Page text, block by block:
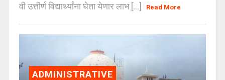
वी उत्तीर्ण विद्यार्थ्यांना घेता येणार लाभ [...]
Read More
ADMINISTRATIVE